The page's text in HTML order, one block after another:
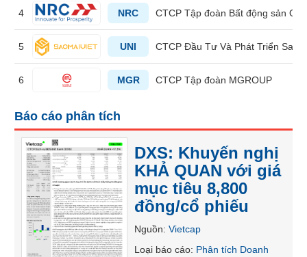
liệu
lý
thị
trường
4 NRC CTCP Tập đoàn Bất động sản
5 UNI CTCP Đầu Tư Và Phát Triển Sao
6 MGR CTCP Tập đoàn MGROUP
Báo cáo phân tích
DXS: Khuyến nghị
KHẢ QUAN với giá
mục tiêu 8,800
đồng/cổ phiếu
Nguồn:Vietcap
Loại báo cáo: Phân tích Doanh
TIÊU
YẾU
TIÊU
DÙNG
THIẾT
YẾU